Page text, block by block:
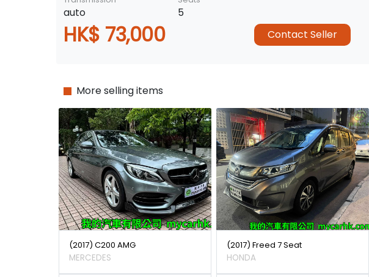
auto 5
HK$ 73,000 Contact Seller
More selling items
(2017) C200 AMG
MERCEDES
(2017) Freed 7 Seat
HONDA